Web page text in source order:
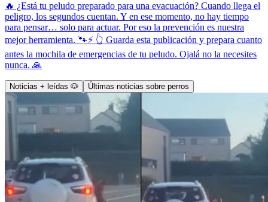
🔥 ¿Está tu peludo preparado para una evacuación? Cuando llega el
peligro, los segundos cuentan. Y en ese momento, no hay tiempo
para pensar… solo para actuar. Por eso la prevención es nuestra
mejor herramienta. 🐾⚡ 👆 Guarda esta publicación y prepara cuanto
antes la mochila de emergencias de tu peludo. Ojalá no la necesites
nunca. 🙏
Noticias + leídas 🐶 Últimas noticias sobre perros